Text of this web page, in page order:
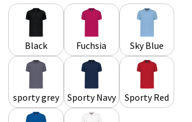
Black Fuchsia Sky Blue
sporty grey Sporty Navy Sporty Red